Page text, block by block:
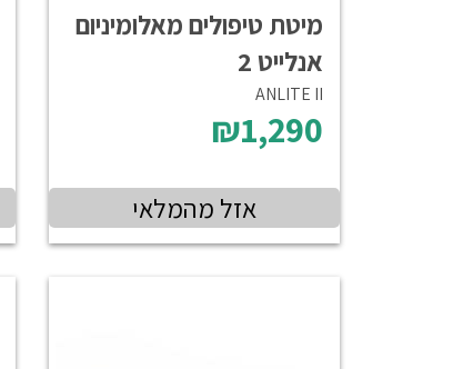
מיטת טיפולים מאלומיניום
אנלייט 2
ANLITE II
₪1,290
אזל מהמלאי